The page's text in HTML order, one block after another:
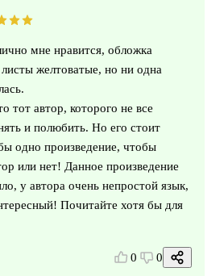
мне нравится, обложка
желтоватые, но ни одна
тот автор, которого не все
и полюбить. Но его стоит
одно произведение, чтобы
или нет! Данное произведение
у автора очень непростой язык,
Почитайте хотя бы для
0 0